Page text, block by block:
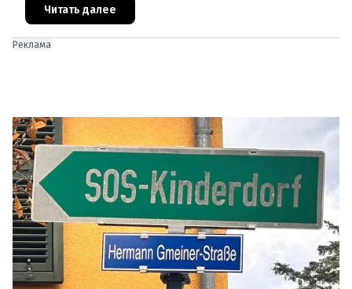
отправляют на дополнительную пров
Читать далее
Реклама